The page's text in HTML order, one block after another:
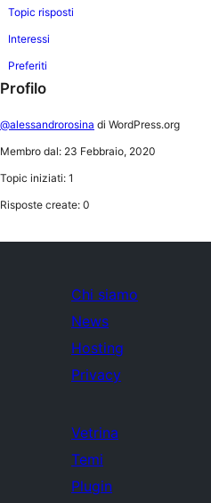
Topic risposti
Interessi
Preferiti
Profilo
@alessandrorosina di WordPress.org
Membro dal: 23 Febbraio, 2020
Topic iniziati: 1
Risposte create: 0
Chi siamo
News
Hosting
Privacy
Vetrina
Temi
Plugin